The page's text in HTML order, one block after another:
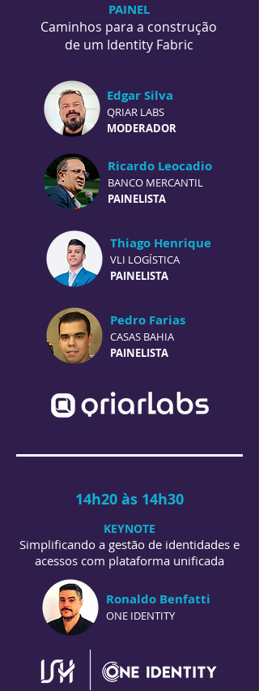
PAINEL
Caminhos para a construção
de um Identity Fabric
Edgar Silva
QRIAR LABS
MODERADOR
Ricardo Leocadio
BANCO MERCANTIL
PAINELISTA
Thiago Henrique
VLI LOGÍSTICA
PAINELISTA
Pedro Farias
CASAS BAHIA
PAINELISTA
14h20 às 14h30
KEYNOTE
Simplificando a gestão de identidades e
acessos com plataforma unificada
Ronaldo Benfatti
ONE IDENTITY